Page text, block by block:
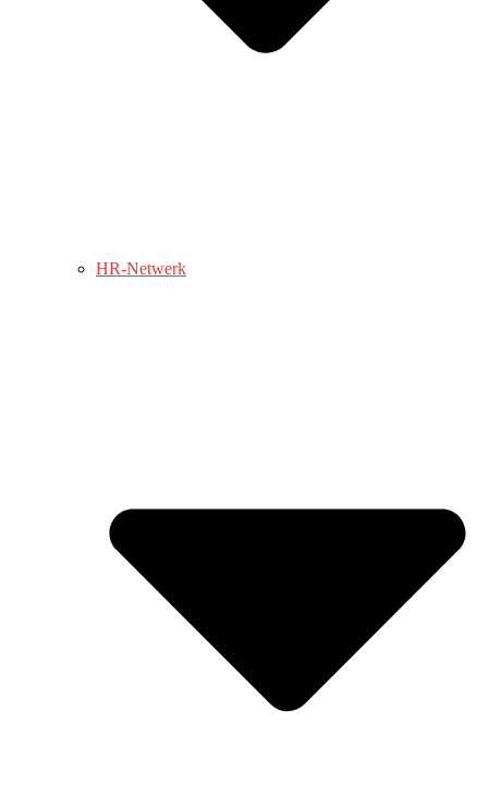
HR-Netwerk